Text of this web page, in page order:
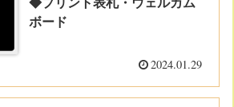
ボード
2024.01.29